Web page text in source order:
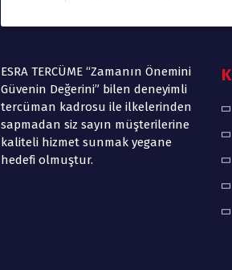
ESRA TERCÜME “Zamanın Önemini
Güvenin Değerini” bilen deneyimli
tercüman kadrosu ile ilkelerinden
sapmadan siz sayın müşterilerine
kaliteli hizmet sunmak yegane
hedefi olmuştur.